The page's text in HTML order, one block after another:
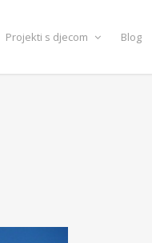
Projekti s djecom Blog